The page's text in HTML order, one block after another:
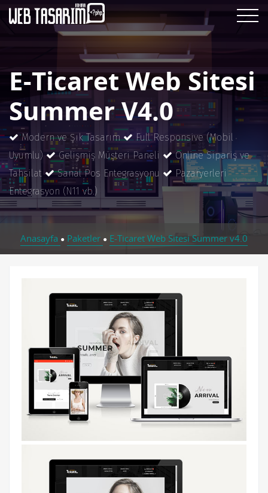
E-Ticaret Web Sitesi
Summer V4.0
Modern ve Şık Tasarım
Full Responsive (Mobil
Uyumlu)
Gelişmiş Müşteri Paneli
Online Sipariş ve
Tahsilat
Sanal Pos Entegrasyonu
Pazaryerleri
Entegrasyon (N11 vb.)
Anasayfa ● Paketler ● E-Ticaret Web Sitesi Summer v4.0